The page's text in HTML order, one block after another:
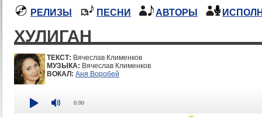
РЕЛИЗЫ ПЕСНИ АВТОРЫ
ХУЛИГАН
ТЕКСТ: Вячеслав Клименков
МУЗЫКА: Вячеслав Клименков
ВОКАЛ: Аня Воробей
0:00